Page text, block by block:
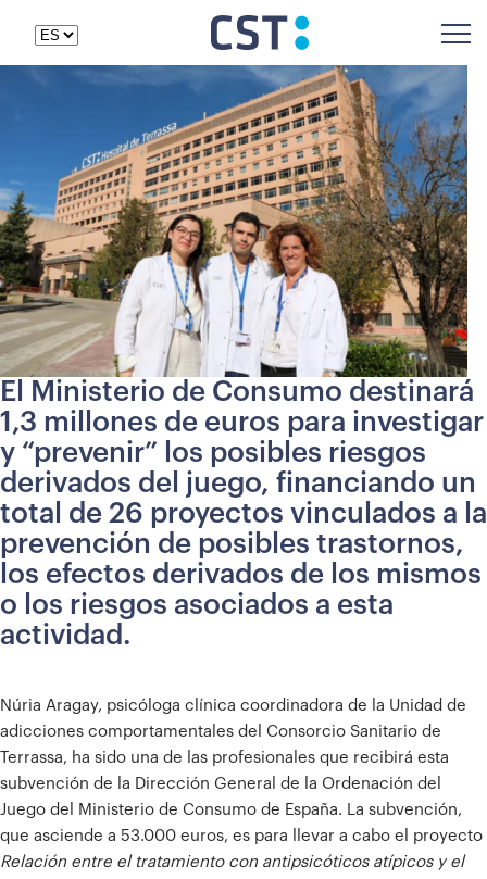
El Ministerio de Consumo destinará
1,3 millones de euros para investigar
y “prevenir” los posibles riesgos
derivados del juego, financiando un
total de 26 proyectos vinculados a la
prevención de posibles trastornos,
los efectos derivados de los mismos
o los riesgos asociados a esta
actividad.
Núria Aragay, psicóloga clínica coordinadora de la Unidad de
adicciones comportamentales del Consorcio Sanitario de
Terrassa, ha sido una de las profesionales que recibirá esta
subvención de la Dirección General de la Ordenación del
Juego del Ministerio de Consumo de España. La subvención,
que asciende a 53.000 euros, es para llevar a cabo el proyecto
Relación entre el tratamiento con antipsicóticos atípicos y el